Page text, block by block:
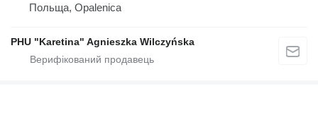
Польща, Opalenica
PHU "Karetina" Agnieszka Wilczyńska